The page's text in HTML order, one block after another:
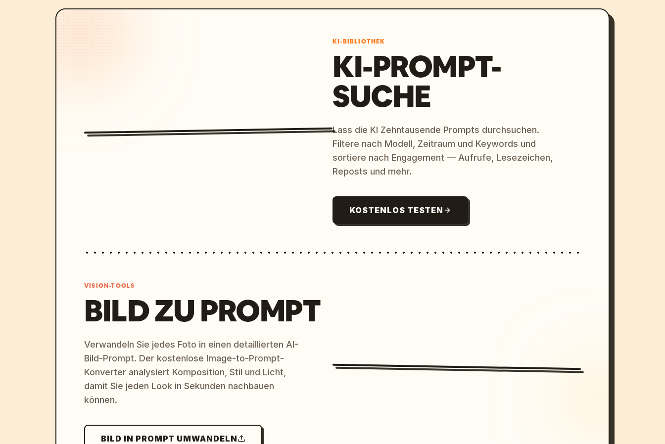
KI-BIBLIOTHEK
KI-PROMPT-
SUCHE
Lass die KI Zehntausende Prompts durchsuchen.
Filtere nach Modell, Zeitraum und Keywords und
sortiere nach Engagement — Aufrufe, Lesezeichen,
Reposts und mehr.
KOSTENLOS TESTEN
VISION-TOOLS
BILD ZU PROMPT
Verwandeln Sie jedes Foto in einen detaillierten AI-
Bild-Prompt. Der kostenlose Image-to-Prompt-
Konverter analysiert Komposition, Stil und Licht,
damit Sie jeden Look in Sekunden nachbauen
können.
BILD IN PROMPT UMWANDELN